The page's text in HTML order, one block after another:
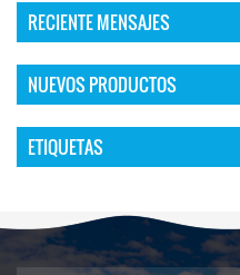
RECIENTE MENSAJES
NUEVOS PRODUCTOS
ETIQUETAS